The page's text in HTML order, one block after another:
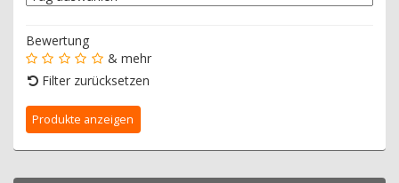
Bewertung
& mehr
Filter zurücksetzen